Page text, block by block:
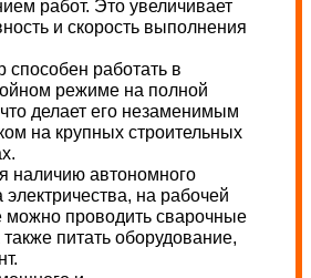
работ. Это увеличивает
и скорость выполнения
способен работать в
режиме на полной
что делает его незаменимым
на крупных строительных
наличию автономного
электричества, на рабочей
можно проводить сварочные
питать оборудование,